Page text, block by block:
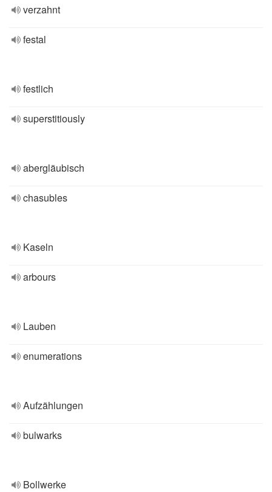
verzahnt
festal
festlich
superstitiously
abergläubisch
chasubles
Kaseln
arbours
Lauben
enumerations
Aufzählungen
bulwarks
Bollwerke